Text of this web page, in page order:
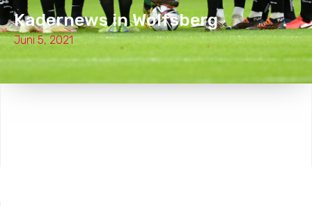
Kadernews in Wolfsberg
Juni 5, 2021